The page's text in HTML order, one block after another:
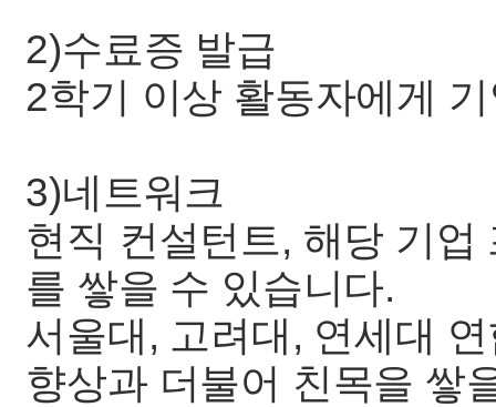
2)수료증 발급
2학기 이상 활동자에게
3)네트워크
현직 컨설턴트, 해당 기
를 쌓을 수 있습니다.
서울대, 고려대, 연세대
향상과 더불어 친목을